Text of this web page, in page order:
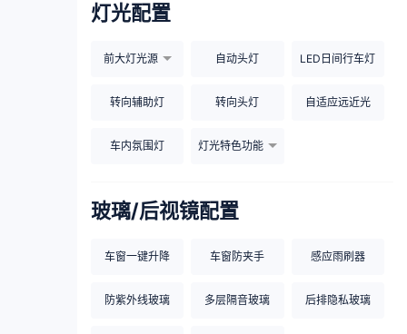
灯光配置
前大灯光源 自动头灯 LED日间行车灯
转向辅助灯 转向头灯 自适应远近光
车内氛围灯 灯光特色功能
玻璃/后视镜配置
车窗一键升降 车窗防夹手 感应雨刷器
防紫外线玻璃 多层隔音玻璃 后排隐私玻璃